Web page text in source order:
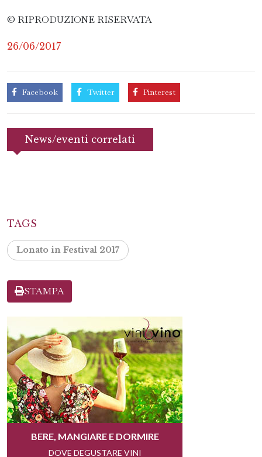
© RIPRODUZIONE RISERVATA
26/06/2017
Facebook Twitter Pinterest
News/eventi correlati
TAGS
Lonato in Festival 2017
STAMPA